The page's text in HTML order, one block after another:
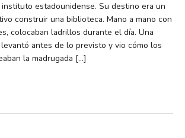
estadounidense. Su destino era un
construir una biblioteca. Mano a mano con
colocaban ladrillos durante el día. Una
antes de lo previsto y vio cómo los
la madrugada […]